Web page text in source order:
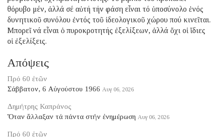
θόρυβο μέν, ἀλλά σέ αὐτή τήν φάση εἶναι τό ὑποσύνολο ἑνός
δυνητικοῦ συνόλου ἐντός τοῦ ἰδεολογικοῦ χώρου πού κινεῖται.
Μπορεῖ νά εἶναι ὁ πυροκροτητής ἐξελίξεων, ἀλλά ὄχι οἱ ἴδιες
οἱ ἐξελίξεις.
Απόψεις
Πρό 60 ἐτῶν
Σάββατον, 6 Αὐγούστου 1966 Αυγ 06, 2026
Δημήτρης Καπράνος
Ὅταν ἄλλαξαν τά πάντα στήν ἐνημέρωση Αυγ 06, 2026
Πρό 60 ἐτῶν